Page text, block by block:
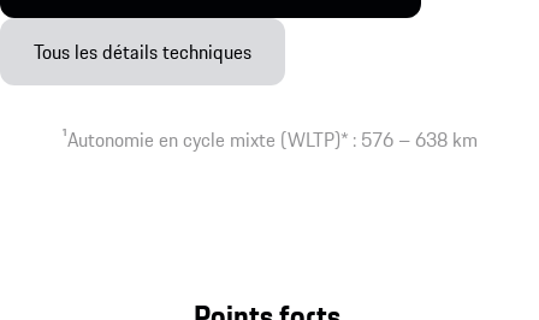
Tous les détails techniques
1Autonomie en cycle mixte (WLTP)* : 576 – 638 km